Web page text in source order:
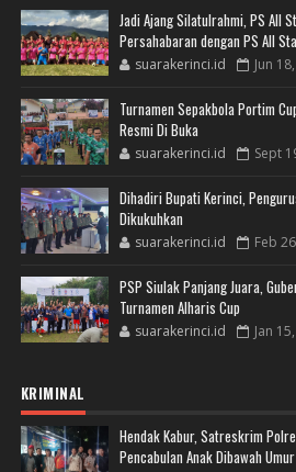
Jadi Ajang Silatulrahmi, PS All
Persahabaran dengan PS All
suarakerinci.id Jun
Turnamen Sepakbola Portim
Resmi Di Buka
suarakerinci.id Sept
Dihadiri Bupati Kerinci,
Dikukuhkan
suarakerinci.id Feb
PSP Siulak Panjang Juara,
Turnamen Alharis Cup
suarakerinci.id Jan
KRIMINAL
Hendak Kabur, Satreskrim
Pencabulan Anak Dibawah Umur